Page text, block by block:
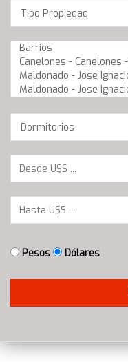
Location
Barrios
Dormitorios
Pesos Dólares